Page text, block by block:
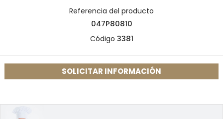
Referencia del producto
047P80810
Código 3381
SOLICITAR INFORMACIÓN